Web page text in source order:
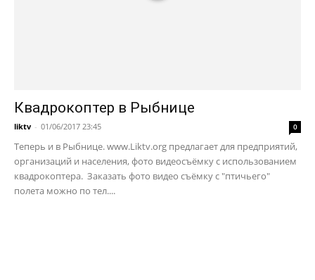
Квадрокоптер в Рыбнице
liktv - 01/06/2017 23:45 0
Теперь и в Рыбнице. www.Liktv.org предлагает для предприятий,
организаций и населения, фото видеосъёмку с использованием
квадрокоптера. Заказать фото видео съёмку с "птичьего"
полета можно по тел....